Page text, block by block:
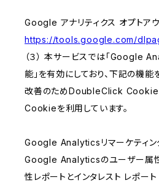
Google アナリティクス オプトアウ
https://tools.google.com/
（３） 本サービスでは「Google
能」を有効にしており、下記の機能
改善のためDoubleClick Cookie
Cookieを利用しています。
Google Analyticsリマーケティン
Google Analyticsのユーザー属
性レポートとインタレスト レポート